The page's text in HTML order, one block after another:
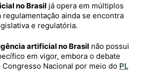
no Brasil já opera em múltiplos
ainda se encontra
e regulatória.
artificial no Brasil não possui
em vigor, embora o debate
Congresso Nacional por meio do PL